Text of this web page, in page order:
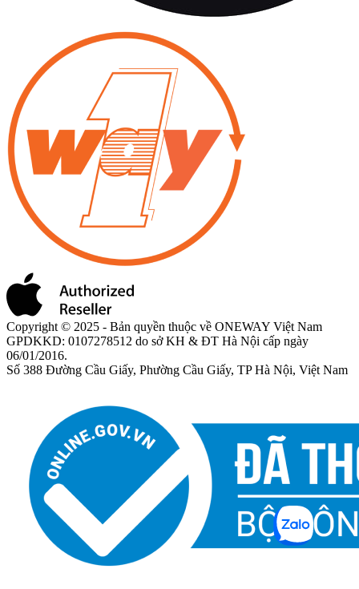
Copyright © 2025 - Bản quyền thuộc về ONEWAY Việt Nam
GPDKKD: 0107278512 do sở KH & ĐT Hà Nội cấp ngày
06/01/2016.
Số 388 Đường Cầu Giấy, Phường Cầu Giấy, TP Hà Nội, Việt Nam